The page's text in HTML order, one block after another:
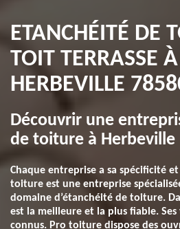
ETANCHÉITÉ DE
TOIT TERRASSE À
HERBEVILLE
Découvrir une
de toiture à Herbeville
Chaque entreprise a sa spécificité
toiture est une entreprise
domaine d’étanchéité de toiture.
est la meilleure et la plus fiable.
connus. Pro toiture dispose des